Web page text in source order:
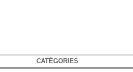
CATÉGORIES